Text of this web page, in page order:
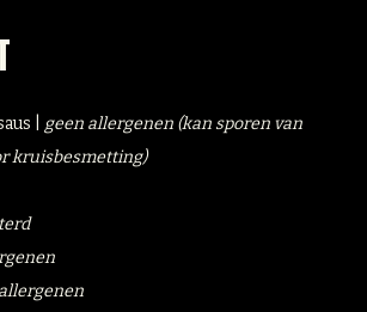
| geen allergenen (kan sporen van
kruisbesmetting)